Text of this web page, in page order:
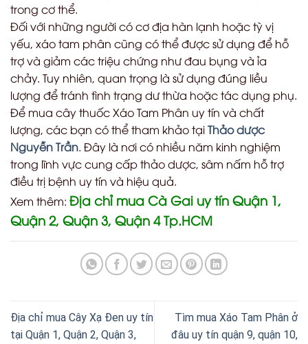
trong cơ thể.
Đối với những người có cơ địa hàn lạnh hoặc tỳ vị
yếu, xáo tam phân cũng có thể được sử dụng để hỗ
trợ và giảm các triệu chứng như đau bụng và ỉa
chảy. Tuy nhiên, quan trọng là sử dụng đúng liều
lượng để tránh tình trạng dư thừa hoặc tác dụng phụ.
Để mua cây thuốc Xáo Tam Phân uy tín và chất
lượng, các bạn có thể tham khảo tạiThảo dược
Nguyễn Trần. Đây là nơi có nhiều năm kinh nghiệm
trong lĩnh vực cung cấp thảo dược, sâm nấm hỗ trợ
điều trị bệnh uy tín và hiệu quả.
Xem thêm: Địa chỉ mua Cà Gai uy tín Quận 1,
Quận 2, Quận 3, Quận 4 Tp.HCM
Địa chỉ mua Cây Xạ Đen uy tín
tại Quận 1, Quận 2, Quận 3,
Tìm mua Xáo Tam Phân ở
đâu uy tín quận 9, quận 10,